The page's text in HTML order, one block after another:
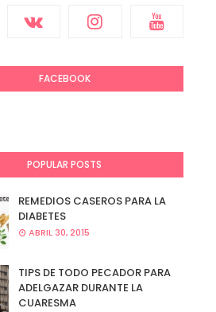
FACEBOOK
POPULAR POSTS
REMEDIOS CASEROS PARA LA
DIABETES
ABRIL 30, 2015
TIPS DE TODO PECADOR PARA
ADELGAZAR DURANTE LA
CUARESMA